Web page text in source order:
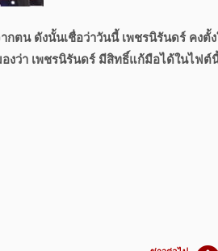
ตน ดังนั้นเชื่อว่าวันนี้ เพชรนิรันดร์ คงตั้
องว่า เพชรนิรันดร์ มีสิทธิ์แก้มือได้ในไฟต์